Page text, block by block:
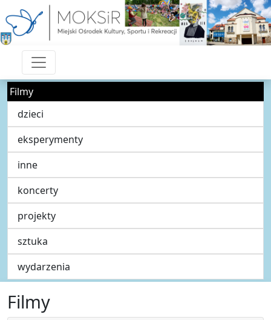
Filmy
dzieci
eksperymenty
inne
koncerty
projekty
sztuka
wydarzenia
Filmy